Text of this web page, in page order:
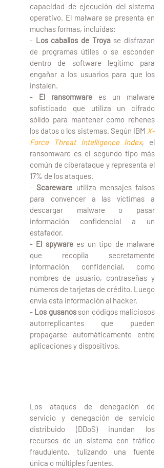
capacidad de ejecución del sistema
operativo. El malware se presenta en
muchas formas, incluidas:
- Los caballos de Troya se disfrazan
de programas útiles o se esconden
dentro de software legítimo para
engañar a los usuarios para que los
instalen.
- El ransomware es un malware
sofisticado que utiliza un cifrado
sólido para mantener como rehenes
los datos o los sistemas. Según IBM X-
Force Threat Intelligence Index, el
ransomware es el segundo tipo más
común de ciberataque y representa el
17% de los ataques.
- Scareware utiliza mensajes falsos
para convencer a las víctimas a
descargar malware o pasar
información confidencial a un
estafador.
- El spyware es un tipo de malware
que recopila secretamente
información confidencial, como
nombres de usuario, contraseñas y
números de tarjetas de crédito. Luego
envía esta información al hacker.
- Los gusanos son códigos maliciosos
autorreplicantes que pueden
propagarse automáticamente entre
aplicaciones y dispositivos.
Los ataques de denegación de
servicio y denegación de servicio
distribuido (DDoS)
inundan los
recursos de un sistema con tráfico
fraudulento, tulizando una fuente
única o múltiples fuentes.